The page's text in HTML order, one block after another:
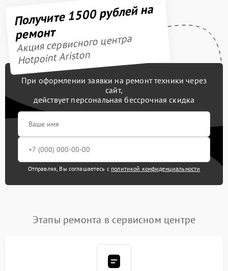
Получите 1500 рублей на
ремонт
Акция сервисного центра
Hotpoint Ariston
При оформлении заявки на ремонт техники через
сайт,
действует персональная бессрочная скидка
Отправляя, Вы соглашаетесь с политикой конфиденциальности
Этапы ремонта в сервисном центре